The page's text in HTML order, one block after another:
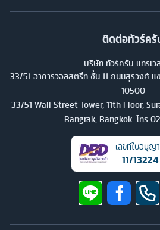
ติดต่อทัวร์ครั
บริษัท ทัวร์ครับ แทรเว
33/51 อาคารวอลสตรีท ชั้น 11 ถนนสุรวงศ์
10500
33/51 Wall Street Tower, 11th Floor,
Bangrak, Bangkok. โทร
เลขที่ใบอนุญ
11/13224